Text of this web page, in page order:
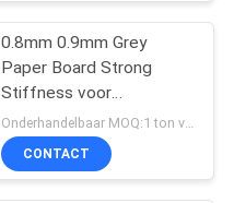
0.8mm 0.9mm Grey
Paper Board Strong
Stiffness voor
Dossieromslag
Onderhandelbaar MOQ:1 ton voor gemeenschappelijke grootte & 10 ton voor speciale grootte
CONTACT